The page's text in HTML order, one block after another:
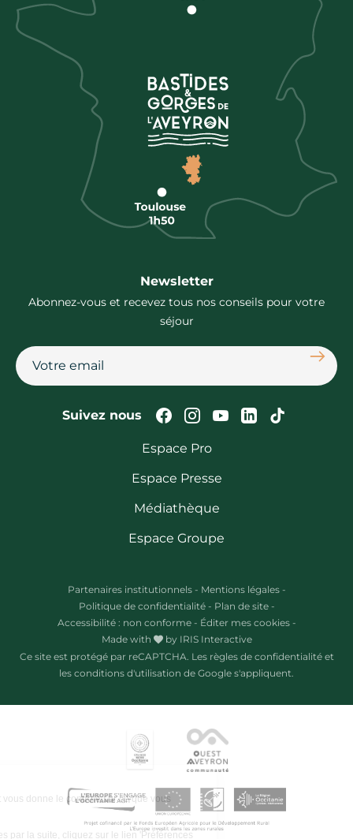
Newsletter
Abonnez-vous et recevez tous nos conseils pour votre
séjour
Suivez nous Suivez-nous sur
Suivez-nous sur
Suivez-nous
Suivez-Suivez-
Espace Pro
Espace Presse
Médiathèque
Espace Groupe
Partenaires institutionnels - Mentions légales -
Politique de confidentialité - Plan de site -
Accessibilité : non conforme - Éditer mes cookies -
Made with
by IRIS Interactive
Ce site est protégé par reCAPTCHA. Les règles de confidentialitéet
les conditions d'utilisation de Google s'appliquent.
Ce site utilise des cookies et vous donne le contrôle sur ce que vous
Pour modifier vos préférences par la suite, cliquez sur le lien 'Préférences